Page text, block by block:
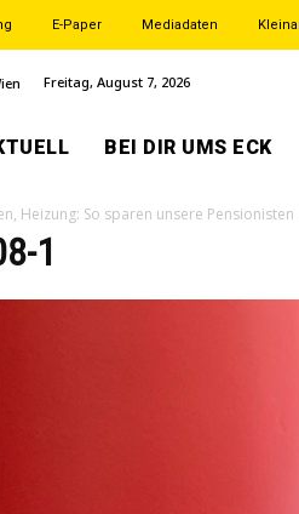
E-Paper Mediadaten
Freitag, August 7, 2026
BEI DIR UMS ECK
Heizung: So sparen unsere Pensionisten
1